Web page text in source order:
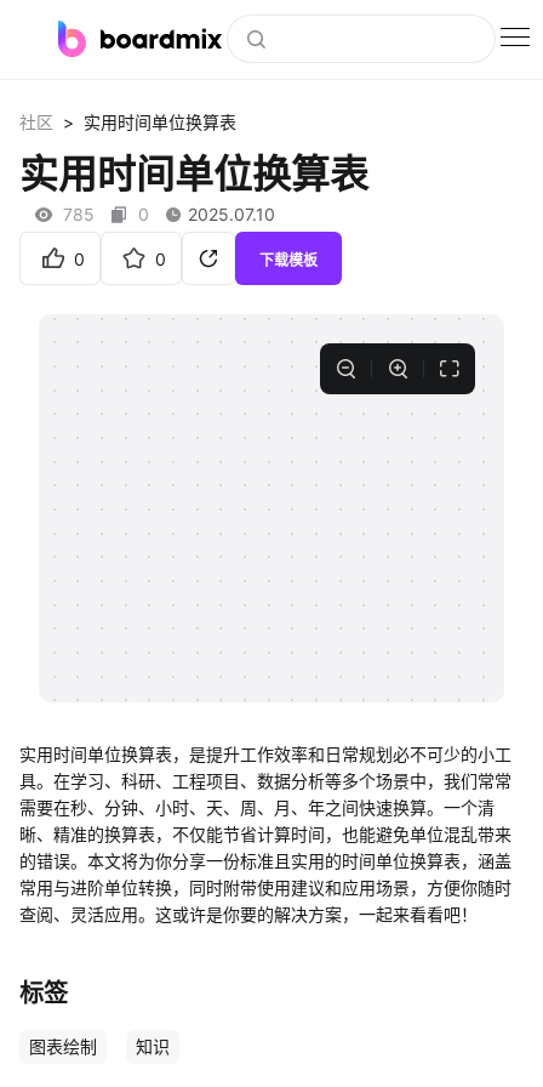
社区资源
下载
私有化部署
客户案例
支持
社区 > 实用时间单位换算表
实用时间单位换算表
785 0 2025.07.10
0 0 下载模板
实用时间单位换算表，是提升工作效率和日常规划必不可少的小工
具。在学习、科研、工程项目、数据分析等多个场景中，我们常常
需要在秒、分钟、小时、天、周、月、年之间快速换算。一个清
晰、精准的换算表，不仅能节省计算时间，也能避免单位混乱带来
的错误。本文将为你分享一份标准且实用的时间单位换算表，涵盖
常用与进阶单位转换，同时附带使用建议和应用场景，方便你随时
查阅、灵活应用。这或许是你要的解决方案，一起来看看吧！
标签
图表绘制 知识